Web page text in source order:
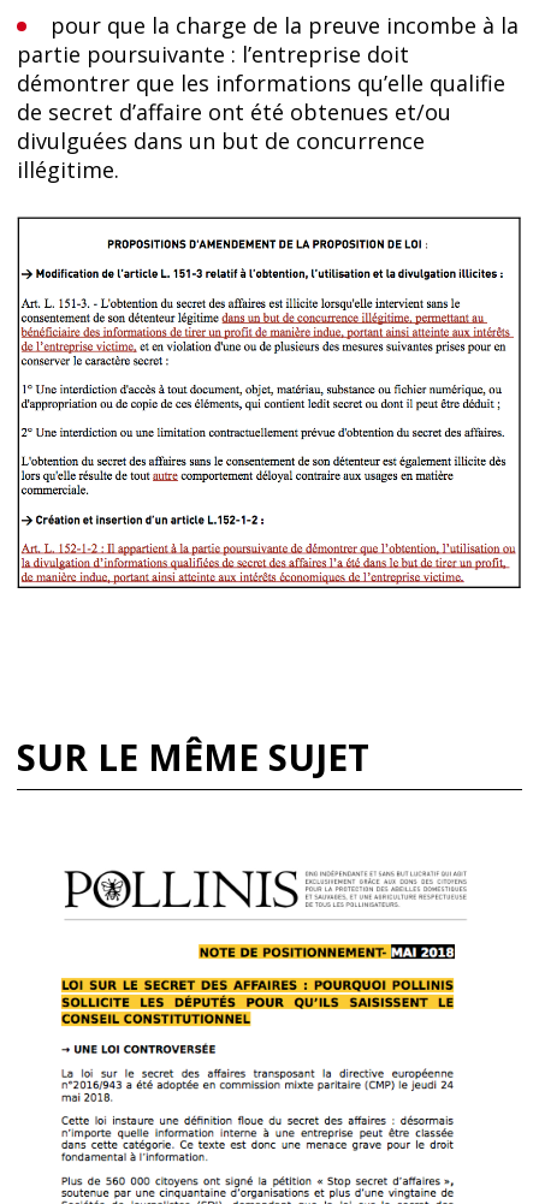
pour que la charge de la preuve incombe à la
partie poursuivante : l’entreprise doit
démontrer que les informations qu’elle qualifie
de secret d’affaire ont été obtenues et/ou
divulguées dans un but de concurrence
illégitime.
SUR LE MÊME SUJET